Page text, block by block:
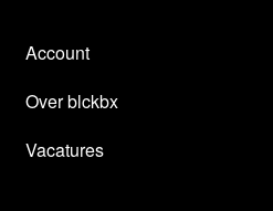
Account
Over blckbx
Vacatures